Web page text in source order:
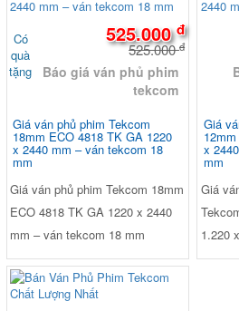
Có
quà
tặng
525.000đ
525.000đ
Báo giá ván phủ phim
tekcom
Giá ván phủ phim Tekcom
18mm ECO 4818 TK GA 1220
x 2440 mm – ván tekcom 18
mm
Giá ván phủ phim Tekcom 18mm
ECO 4818 TK GA 1220 x 2440
mm – ván tekcom 18 mm
Giá
x
mm
Giá
1.220